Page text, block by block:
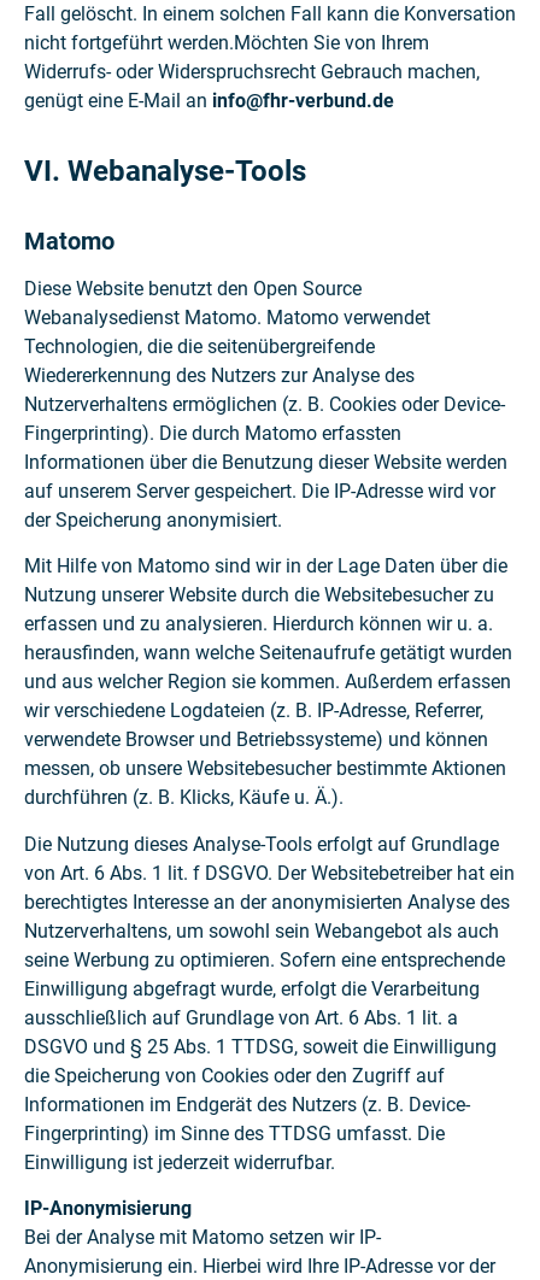
Fall gelöscht. In einem solchen Fall kann die Konversation
nicht fortgeführt werden.Möchten Sie von Ihrem
Widerrufs- oder Widerspruchsrecht Gebrauch machen,
genügt eine E-Mail an info@fhr-verbund.de
VI. Webanalyse-Tools
Matomo
Diese Website benutzt den Open Source
Webanalysedienst Matomo. Matomo verwendet
Technologien, die die seitenübergreifende
Wiedererkennung des Nutzers zur Analyse des
Nutzerverhaltens ermöglichen (z. B. Cookies oder Device-
Fingerprinting). Die durch Matomo erfassten
Informationen über die Benutzung dieser Website werden
auf unserem Server gespeichert. Die IP-Adresse wird vor
der Speicherung anonymisiert.
Mit Hilfe von Matomo sind wir in der Lage Daten über die
Nutzung unserer Website durch die Websitebesucher zu
erfassen und zu analysieren. Hierdurch können wir u. a.
herausfinden, wann welche Seitenaufrufe getätigt wurden
und aus welcher Region sie kommen. Außerdem erfassen
wir verschiedene Logdateien (z. B. IP-Adresse, Referrer,
verwendete Browser und Betriebssysteme) und können
messen, ob unsere Websitebesucher bestimmte Aktionen
durchführen (z. B. Klicks, Käufe u. Ä.).
Die Nutzung dieses Analyse-Tools erfolgt auf Grundlage
von Art. 6 Abs. 1 lit. f DSGVO. Der Websitebetreiber hat ein
berechtigtes Interesse an der anonymisierten Analyse des
Nutzerverhaltens, um sowohl sein Webangebot als auch
seine Werbung zu optimieren. Sofern eine entsprechende
Einwilligung abgefragt wurde, erfolgt die Verarbeitung
ausschließlich auf Grundlage von Art. 6 Abs. 1 lit. a
DSGVO und § 25 Abs. 1 TTDSG, soweit die Einwilligung
die Speicherung von Cookies oder den Zugriff auf
Informationen im Endgerät des Nutzers (z. B. Device-
Fingerprinting) im Sinne des TTDSG umfasst. Die
Einwilligung ist jederzeit widerrufbar.
IP-Anonymisierung
Bei der Analyse mit Matomo setzen wir IP-
Anonymisierung ein. Hierbei wird Ihre IP-Adresse vor der